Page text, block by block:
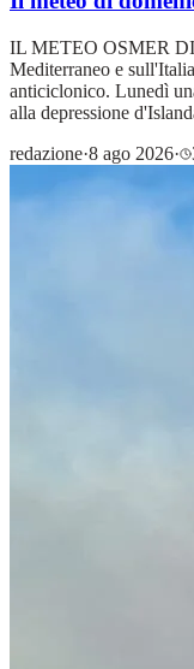
IL METEO OSMER
Mediterraneo e
anticiclonico. Lunedì
alla depressione
redazione·8 ago 2026·